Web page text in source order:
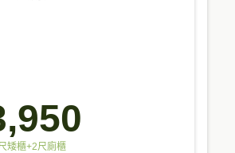
矮櫃+2尺廁櫃